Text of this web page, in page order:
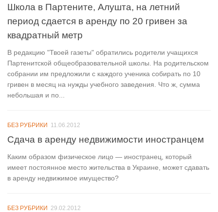
Школа в Партените, Алушта, на летний
период сдается в аренду по 20 гривен за
квадратный метр
В редакцию "Твоей газеты" обратились родители учащихся
Партенитской общеобразовательной школы. На родительском
собрании им предложили с каждого ученика собирать по 10
гривен в месяц на нужды учебного заведения. Что ж, сумма
небольшая и по...
БЕЗ РУБРИКИ 11.06.2012
Сдача в аренду недвижимости иностранцем
Каким образом физическое лицо — иностранец, который
имеет постоянное место жительства в Украине, может сдавать
в аренду недвижимое имущество?
БЕЗ РУБРИКИ 29.02.2012